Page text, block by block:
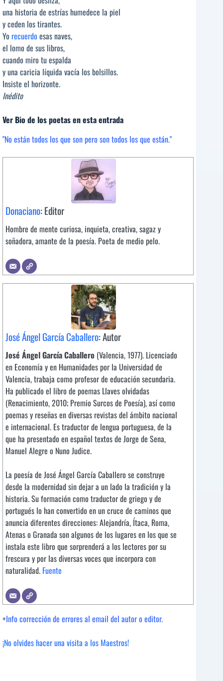
una historia de estrías humedece la piel
y ceden los tirantes.
Yo recuerdo esas naves,
el lomo de sus libros,
cuando miro tu espalda
y una caricia líquida vacía los bolsillos.
Insiste el horizonte.
Inédito
Ver Bio de los poetas en esta entrada
"No están todos los que son pero son todos los que están."
Donaciano: Editor
Hombre de mente curiosa, inquieta, creativa, sagaz y
soñadora, amante de la poesía. Poeta de medio pelo.
José Ángel García Caballero: Autor
José Ángel García Caballero (Valencia, 1977). Licenciado
en Economía y en Humanidades por la Universidad de
Valencia, trabaja como profesor de educación secundaria.
Ha publicado el libro de poemas Llaves olvidadas
(Renacimiento, 2010; Premio Surcos de Poesía), así como
poemas y reseñas en diversas revistas del ámbito nacional
e internacional. Es traductor de lengua portuguesa, de la
que ha presentado en español textos de Jorge de Sena,
Manuel Alegre o Nuno Judice.
La poesía de José Ángel García Caballero se construye
desde la modernidad sin dejar a un lado la tradición y la
historia. Su formación como traductor de griego y de
portugués lo han convertido en un cruce de caminos que
anuncia diferentes direcciones: Alejandría, Ítaca, Roma,
Atenas o Granada son algunos de los lugares en los que se
instala este libro que sorprenderá a los lectores por su
frescura y por las diversas voces que incorpora con
naturalidad. Fuente
+Info corrección de errores al email del autor o editor.
¡No olvides hacer una visita a los Maestros!